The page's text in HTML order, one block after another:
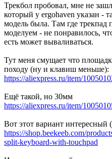
Трекбол пробовал, мне не
который у ergohaven указан -
модель была. Там где
моделуем - не понравилось,
есть может вываливаться.
Тут меня смущает что
походу (ну и клавиш меньше):
https://aliexpress.ru/item/
Ещё такой, но 30мм
https://aliexpress.ru/item/
Вот этот вариант интересный
https://shop.beekeeb.com/
split-keyboard-with-touchpad